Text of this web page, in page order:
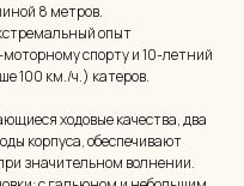
8 метров.
опыт
спорту и 10-летний
100 км./ч.) катеров.
ходовые качества, два
корпуса, обеспечивают
значительном волнении.